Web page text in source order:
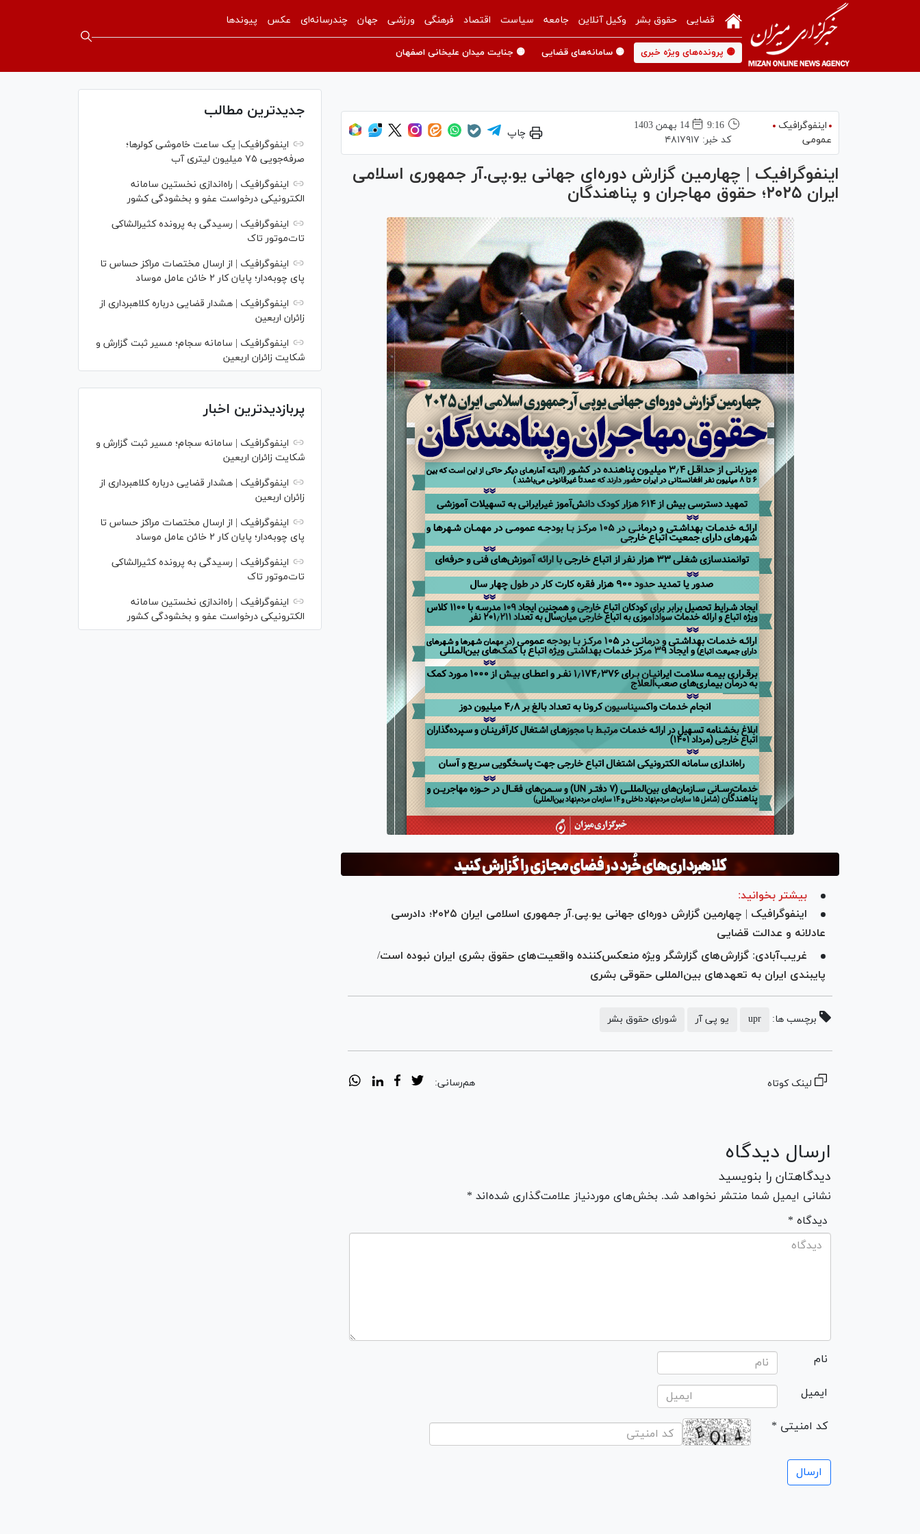
قضایی حقوق بشر وکیل آنلاین جامعه سیاست اقتصاد فرهنگی ورزشی جهان چندرسانه‌ای عکس پیوندها
🟡 پرونده‌های ویژه خبری 🟡 سامانه‌های قضایی 🟡 جنایت میدان علیخانی اصفهان
اینفوگرافیک
عمومی
9:16
14 بهمن 1403
کد خبر: ۴۸۱۷۹۱۷
چاپ
اینفوگرافیک | چهارمین گزارش دوره‌ای جهانی یو.پی.آر جمهوری اسلامی
ایران ۲۰۲۵؛ حقوق مهاجران و پناهندگان
بیشتر بخوانید:
اینفوگرافیک | چهارمین گزارش دوره‌ای جهانی یو.پی.آر جمهوری اسلامی ایران ۲۰۲۵؛ دادرسی
عادلانه و عدالت قضایی
غریب‌آبادی: گزارش‌های گزارشگر ویژه منعکس‌کننده واقعیت‌های حقوق بشری ایران نبوده است/
پایبندی ایران به تعهدهای بین‌المللی حقوقی بشری
برچسب ها: upr یو پی آر شورای حقوق بشر
لینک کوتاه هم‌رسانی:
ارسال دیدگاه
دیدگاهتان را بنویسید
نشانی ایمیل شما منتشر نخواهد شد. بخش‌های موردنیاز علامت‌گذاری شده‌اند *
* دیدگاه
نام
ایمیل
* کد امنیتی
جدیدترین مطالب
اینفوگرافیک| یک ساعت خاموشی کولرها؛
صرفه‌جویی ۷۵ میلیون لیتری آب
اینفوگرافیک | راه‌اندازی نخستین سامانه
الکترونیکی درخواست عفو و بخشودگی کشور
اینفوگرافیک | رسیدگی به پرونده کثیرالشاکی
تات‌موتور تاک
اینفوگرافیک | از ارسال مختصات مراکز حساس تا
پای چوبه‌دار؛ پایان کار ۲ خائن عامل موساد
اینفوگرافیک | هشدار قضایی درباره کلاهبرداری از
زائران اربعین
اینفوگرافیک | سامانه سجام؛ مسیر ثبت گزارش و
شکایت زائران اربعین
پربازدیدترین اخبار
اینفوگرافیک | سامانه سجام؛ مسیر ثبت گزارش و
شکایت زائران اربعین
اینفوگرافیک | هشدار قضایی درباره کلاهبرداری از
زائران اربعین
اینفوگرافیک | از ارسال مختصات مراکز حساس تا
پای چوبه‌دار؛ پایان کار ۲ خائن عامل موساد
اینفوگرافیک | رسیدگی به پرونده کثیرالشاکی
تات‌موتور تاک
اینفوگرافیک | راه‌اندازی نخستین سامانه
الکترونیکی درخواست عفو و بخشودگی کشور